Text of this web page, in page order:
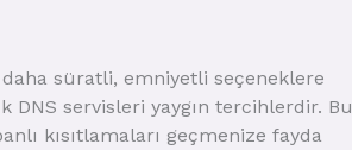
daha süratli, emniyetli seçeneklere
DNS servisleri yaygın tercihlerdir. Bu
kısıtlamaları geçmenize fayda